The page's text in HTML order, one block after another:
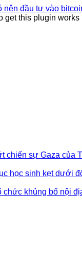
nên đầu tư vào
get this plugin works
chiến sự Gaza của
học sinh kẹt dưới
chức khủng bố nội